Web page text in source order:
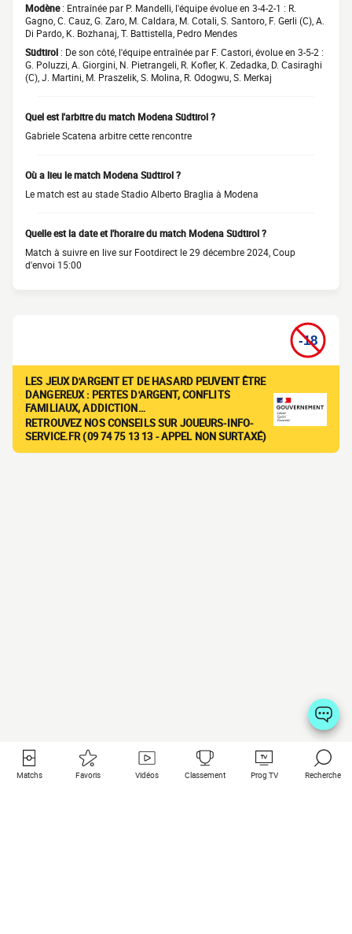
Modène: Entraînée par P. Mandelli, l'équipe évolue en 3-4-2-1 : R.
Gagno, C. Cauz, G. Zaro, M. Caldara, M. Cotali, S. Santoro, F. Gerli (C), A.
Di Pardo, K. Bozhanaj, T. Battistella, Pedro Mendes
Südtirol : De son côté, l'équipe entraînée par F. Castori, évolue en 3-5-2 :
G. Poluzzi, A. Giorgini, N. Pietrangeli, R. Kofler, K. Zedadka, D. Casiraghi
(C), J. Martini, M. Praszelik, S. Molina, R. Odogwu, S. Merkaj
Quel est l'arbitre du match Modena Südtirol ?
Gabriele Scatena arbitre cette rencontre
Où a lieu le match Modena Südtirol ?
Le match est au stade Stadio Alberto Braglia à Modena
Quelle est la date et l'horaire du match Modena Südtirol ?
Match à suivre en live sur Footdirect le 29 décembre 2024, Coup
d'envoi 15:00
LES JEUX D'ARGENT ET DE HASARD PEUVENT ÊTRE
DANGEREUX : PERTES D'ARGENT, CONFLITS
FAMILIAUX, ADDICTION…
RETROUVEZ NOS CONSEILS SUR JOUEURS-INFO-
SERVICE.FR (09 74 75 13 13 - APPEL NON SURTAXÉ)
Matchs Favoris Vidéos Classement Prog TV Recherche